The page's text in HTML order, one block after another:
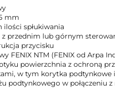
mm
spłukiwania
z przednim lub górnym
przycisku
FENIX NTM (FENIX od Arpa
powierzchnia z ochroną
w tym korytka podtynkowe
podtynkowego w połączeniu